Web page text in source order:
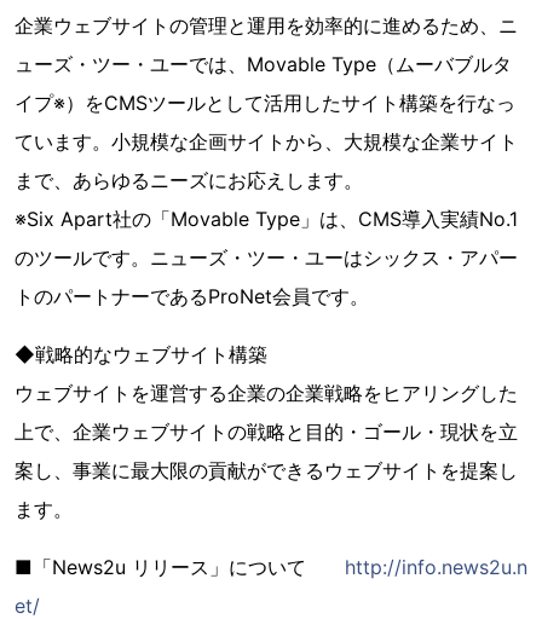
企業ウェブサイトの管理と運用を効率的に進めるため、ニ
ューズ・ツー・ユーでは、Movable Type（ムーバブルタ
イプ※）をCMSツールとして活用したサイト構築を行なっ
ています。小規模な企画サイトから、大規模な企業サイト
まで、あらゆるニーズにお応えします。
※Six Apart社の「Movable Type」は、CMS導入実績No.1
のツールです。ニューズ・ツー・ユーはシックス・アパー
トのパートナーであるProNet会員です。
◆戦略的なウェブサイト構築
ウェブサイトを運営する企業の企業戦略をヒアリングした
上で、企業ウェブサイトの戦略と目的・ゴール・現状を立
案し、事業に最大限の貢献ができるウェブサイトを提案し
ます。
■「News2u リリース」について http://info.news2u.n
et/